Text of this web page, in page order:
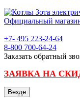
+7- 495 223-24-64
8-800 700-64-24
Заказать обратный
ЗАЯВКА НА
Везде